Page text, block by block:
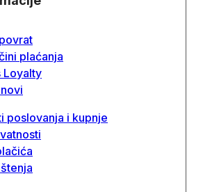
plaćanja
Loyalty
poslovanja i kupnje